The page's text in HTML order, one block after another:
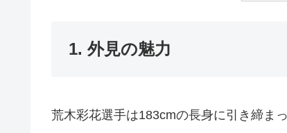
1. 外見の魅力
荒木彩花選手は183cmの長身に引き締ま